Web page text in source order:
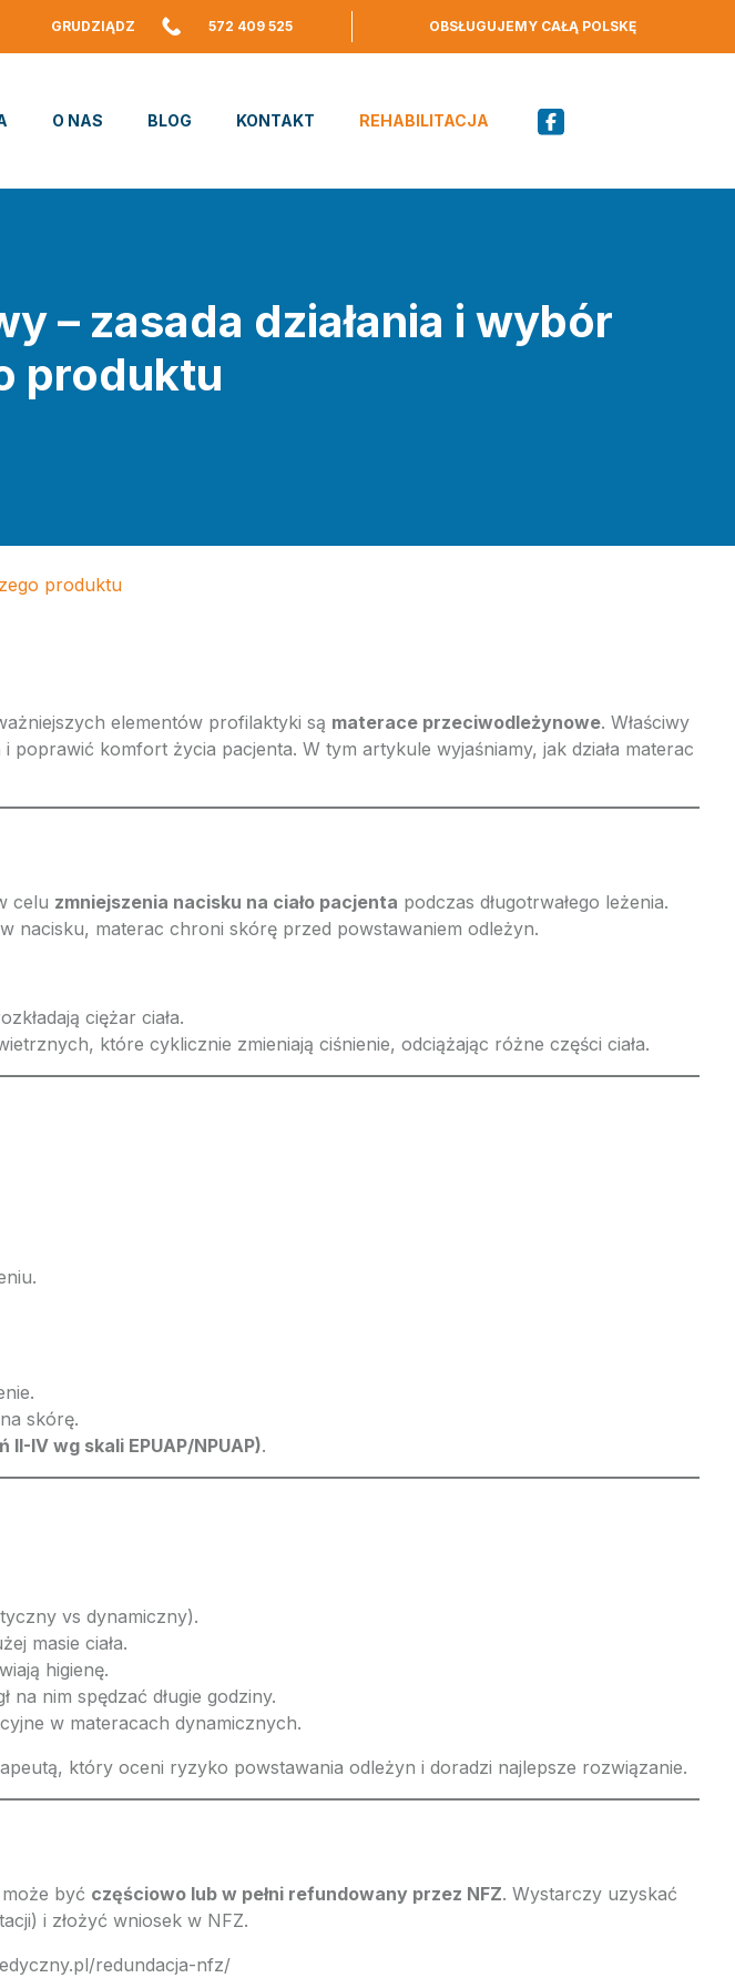
GRUDZIĄDZ 572 409 525 OBSŁUGUJEMY CAŁĄ POLSKĘ
O NAS BLOG KONTAKT REHABILITACJA
– zasada działania i wybór
produktu
produktu
elementów profilaktyki są materace przeciwodleżynowe. Właściwy
komfort życia pacjenta. W tym artykule wyjaśniamy, jak działa materac
celu zmniejszenia nacisku na ciało pacjenta podczas długotrwałego leżenia.
nacisku, materac chroni skórę przed powstawaniem odleżyn.
ciężar ciała.
które cyklicznie zmieniają ciśnienie, odciążając różne części ciała.
skórę.
IV wg skali EPUAP/NPUAP).
vs dynamiczny).
masie ciała.
higienę.
nim spędzać długie godziny.
w materacach dynamicznych.
który oceni ryzyko powstawania odleżyn i doradzi najlepsze rozwiązanie.
być częściowo lub w pełni refundowany przez NFZ. Wystarczy uzyskać
i złożyć wniosek w NFZ.
redundacja-nfz/